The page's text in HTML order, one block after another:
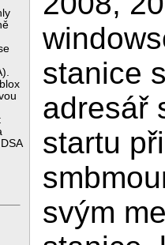
stanice
adresář
startu
svým